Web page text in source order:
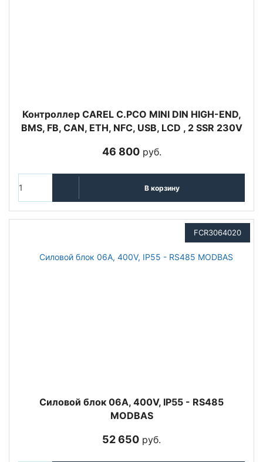
Контроллер CAREL C.PCO MINI DIN HIGH-END,
BMS, FB, CAN, ETH, NFC, USB, LCD , 2 SSR 230V
46 800руб.
В корзину
FCR3064020
Cиловой блок 06A, 400V, IP55 - RS485
MODBAS
52 650 руб.